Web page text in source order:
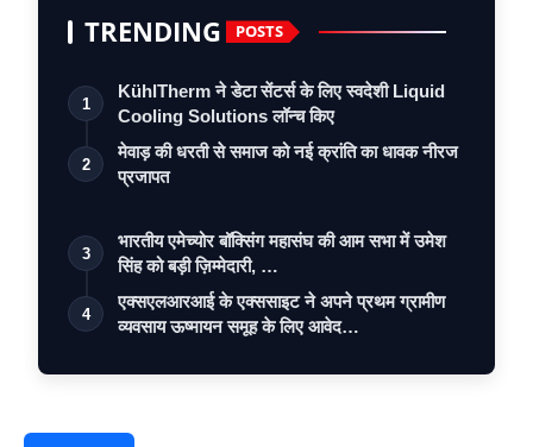
TRENDING POSTS
1
KühlTherm ने डेटा सेंटर्स के लिए स्वदेशी Liquid
Cooling Solutions लॉन्च किए
2
मेवाड़ की धरती से समाज को नई क्रांति का धावक नीरज
प्रजापत
3
भारतीय एमेच्योर बॉक्सिंग महासंघ की आम सभा में उमेश
सिंह को बड़ी ज़िम्मेदारी, …
4
एक्सएलआरआई के एक्ससाइट ने अपने प्रथम ग्रामीण
व्यवसाय ऊष्मायन समूह के लिए आवेद…